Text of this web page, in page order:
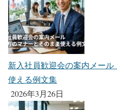
新入社員歓迎会の案内メー
使える例文集
2026年3月26日